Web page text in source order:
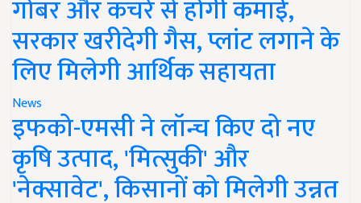
गोबर और कचरे से होगी कमाई,
सरकार खरीदेगी गैस, प्लांट लगाने के
लिए मिलेगी आर्थिक सहायता
News
इफको-एमसी ने लॉन्च किए दो नए
कृषि उत्पाद, 'मित्सुकी' और
'नेक्सावेट', किसानों को मिलेगी उन्नत